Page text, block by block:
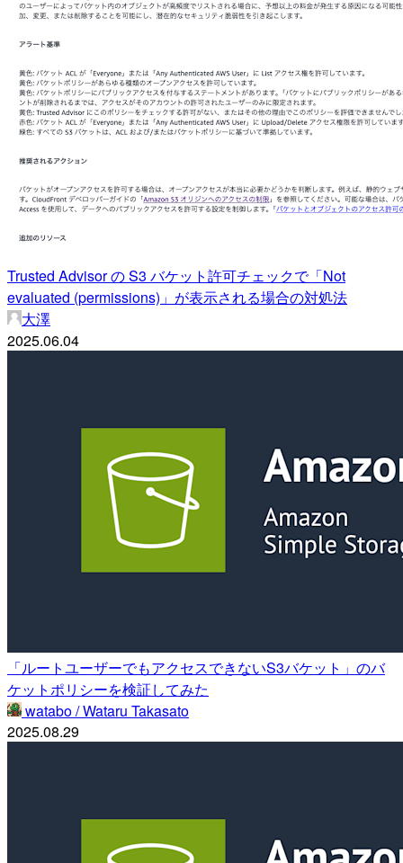
Trusted Advisor の S3 バケット許可チェックで「Not
evaluated (permissions)」が表示される場合の対処法
大澤
2025.06.04
「ルートユーザーでもアクセスできないS3バケット」のバ
ケットポリシーを検証してみた
watabo / Wataru Takasato
2025.08.29